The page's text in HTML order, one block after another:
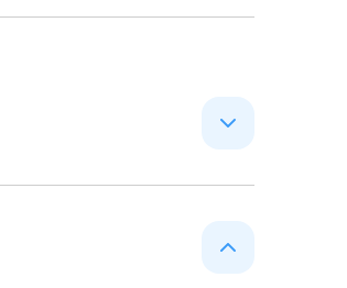
при застудних